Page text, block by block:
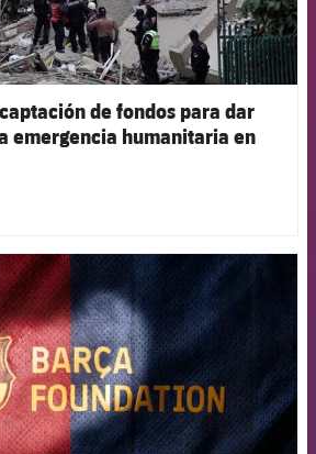
de fondos para dar
emergencia humanitaria en
FCB Barcelona badge